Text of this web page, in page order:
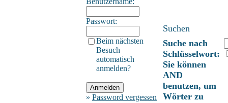
Passwort:
Beim nächsten
Besuch
automatisch
anmelden?
» Password vergessen
Suchen
Suche nach
Schlüsselwort:
Sie können
AND
benutzen, um
Wörter zu